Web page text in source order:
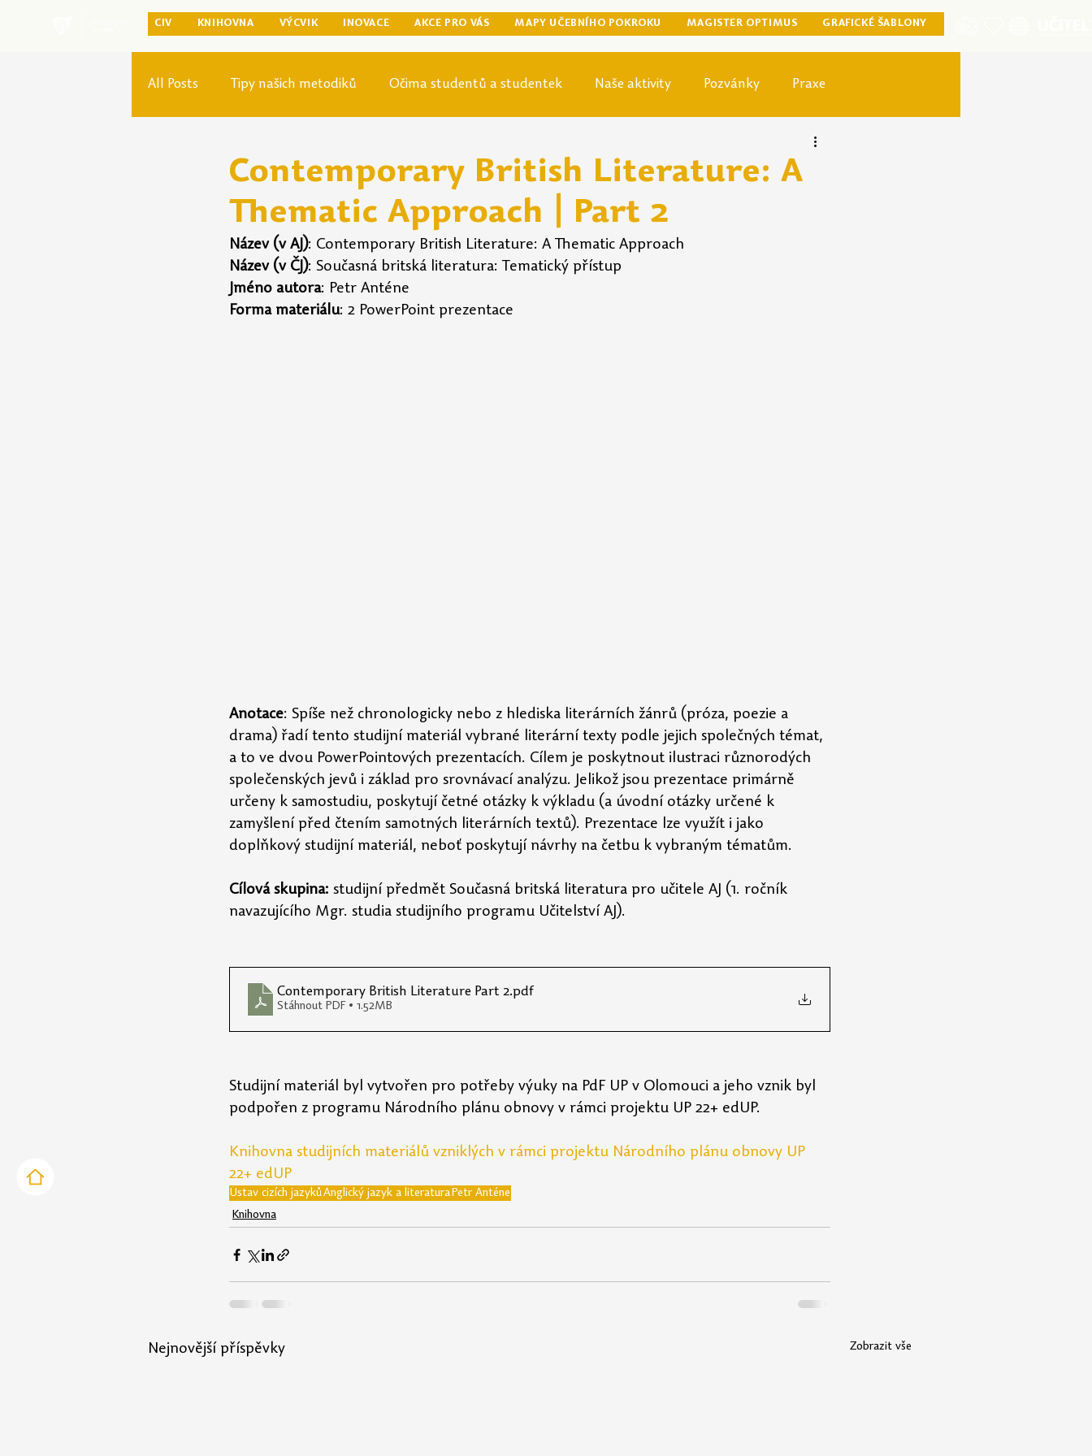
CIV KNIHOVNA VÝCVIK INOVACE AKCE PRO VÁS MAPY UČEBNÍHO POKROKU MAGISTER OPTIMUS GRAFICKÉ ŠABLONY
All Posts Tipy našich metodiků Očima studentů a studentek Naše aktivity Pozvánky Praxe
Contemporary British Literature: A
Thematic Approach | Part 2
Název (v AJ): Contemporary British Literature: A Thematic Approach
Název (v ČJ): Současná britská literatura: Tematický přístup
Jméno autora: Petr Anténe
Forma materiálu: 2 PowerPoint prezentace
Anotace: Spíše než chronologicky nebo z hlediska literárních žánrů (próza, poezie a
drama) řadí tento studijní materiál vybrané literární texty podle jejich společných témat,
a to ve dvou PowerPointových prezentacích. Cílem je poskytnout ilustraci různorodých
společenských jevů i základ pro srovnávací analýzu. Jelikož jsou prezentace primárně
určeny k samostudiu, poskytují četné otázky k výkladu (a úvodní otázky určené k
zamyšlení před čtením samotných literárních textů). Prezentace lze využít i jako
doplňkový studijní materiál, neboť poskytují návrhy na četbu k vybraným tématům.
Cílová skupina: studijní předmět Současná britská literatura pro učitele AJ (1. ročník
navazujícího Mgr. studia studijního programu Učitelství AJ).
Contemporary British Literature Part 2.pdf
Stáhnout PDF • 1.52MB
Studijní materiál byl vytvořen pro potřeby výuky na PdF UP v Olomouci a jeho vznik byl
podpořen z programu Národního plánu obnovy v rámci projektu UP 22+ edUP.
Knihovna studijních materiálů vzniklých v rámci projektu Národního plánu obnovy UP
22+ edUP
Ústav cizích jazykůAnglický jazyk a literaturaPetr Anténe
Knihovna
Nejnovější příspěvky Zobrazit vše